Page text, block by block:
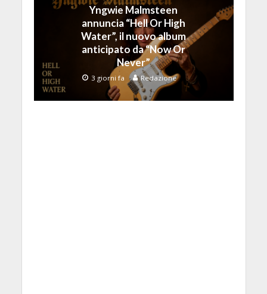
Yngwie Malmsteen
annuncia “Hell Or High
Water”, il nuovo album
anticipato da “Now Or
Never”
3 giorni fa Redazione